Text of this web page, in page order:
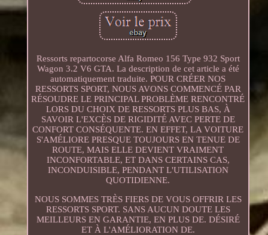
Ressorts repartocorse Alfa Romeo 156 Type 932 Sport
Wagon 3.2 V6 GTA. La description de cet article a été
automatiquement traduite. POUR CRÉER NOS
RESSORTS SPORT, NOUS AVONS COMMENCÉ PAR
RÉSOUDRE LE PRINCIPAL PROBLÈME RENCONTRÉ
LORS DU CHOIX DE RESSORTS PLUS BAS, À
SAVOIR L'EXCÈS DE RIGIDITÉ AVEC PERTE DE
CONFORT CONSÉQUENTE. EN EFFET, LA VOITURE
S'AMÉLIORE PRESQUE TOUJOURS EN TENUE DE
ROUTE, MAIS ELLE DEVIENT VRAIMENT
INCONFORTABLE, ET DANS CERTAINS CAS,
INCONDUISIBLE, PENDANT L'UTILISATION
QUOTIDIENNE.
NOUS SOMMES TRÈS FIERS DE VOUS OFFRIR LES
RESSORTS SPORT. SANS AUCUN DOUTE LES
MEILLEURS EN GARANTIE, EN PLUS DE. DÉSIRÉ
ET À L'AMÉLIORATION DE.